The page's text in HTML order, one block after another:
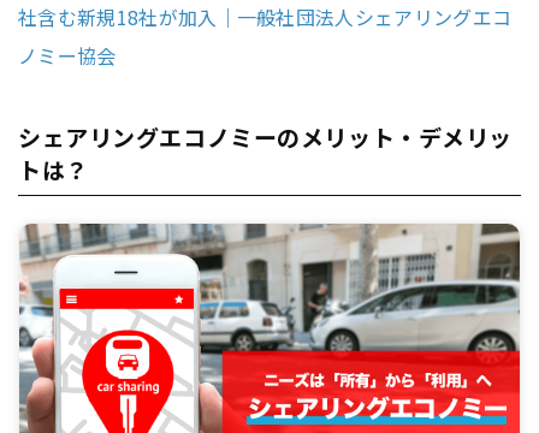
社含む新規18社が加入｜一般社団法人シェアリングエコ
ノミー協会
シェアリングエコノミーのメリット・デメリッ
トは？